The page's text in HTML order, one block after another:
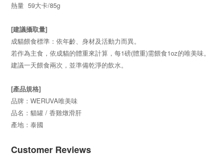
熱量 59大卡/85g
[建議攝取量]
成貓餵食標準：依年齡、身材及活動力而異。
若作為主食，依成貓的體重來計算，每1磅(體重)需餵食1oz的唯美味。
建議一天餵食兩次，並準備乾淨的飲水。
[產品規格]
品牌：WERUVA唯美味
品名：貓罐 / 香雞燉滑肝
產地：泰國
Customer Reviews